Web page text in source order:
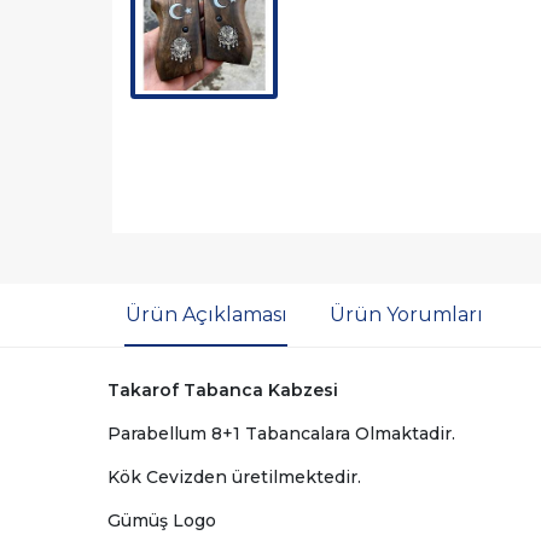
Ürün Açıklaması Ürün Yorumları
Takarof Tabanca Kabzesi
Parabellum 8+1 Tabancalara Olmaktadir.
Kök Cevizden üretilmektedir.
Gümüş Logo